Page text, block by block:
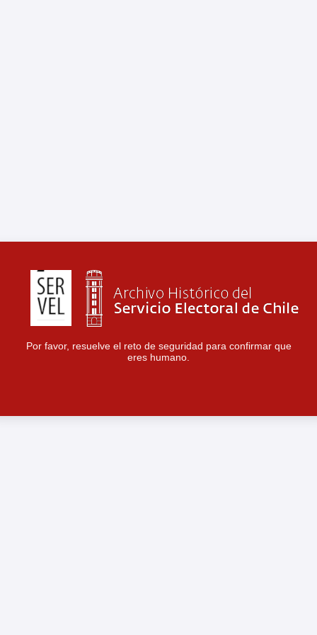
Por favor, resuelve el reto de seguridad para confirmar que
eres humano.